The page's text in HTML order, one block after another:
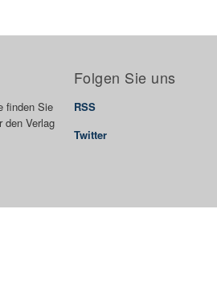
finden Sie
den Verlag
Folgen Sie uns
RSS
Twitter